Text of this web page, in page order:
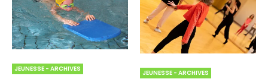
JEUNESSE - ARCHIVES JEUNESSE - ARCHIVES